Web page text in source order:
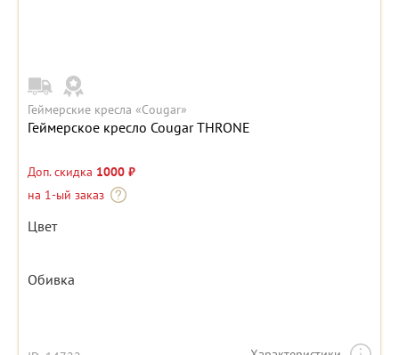
Геймерские кресла «Cougar»
Геймерское кресло Cougar THRONE
Доп. скидка 1000 ₽
на 1-ый заказ
Цвет
Обивка